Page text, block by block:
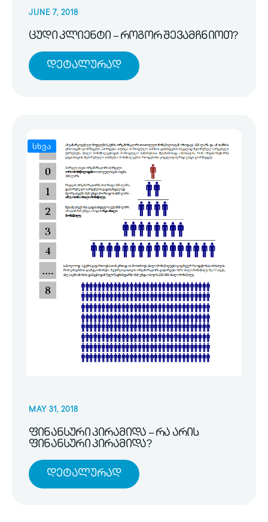
JUNE 7, 2018
ცუდი კლიენტი – როგორ შევამჩნიოთ?
Დეტალურად
სხვა
MAY 31, 2018
ფინანსური პირამიდა – რა არის
ფინანსური პირამიდა?
Დეტალურად